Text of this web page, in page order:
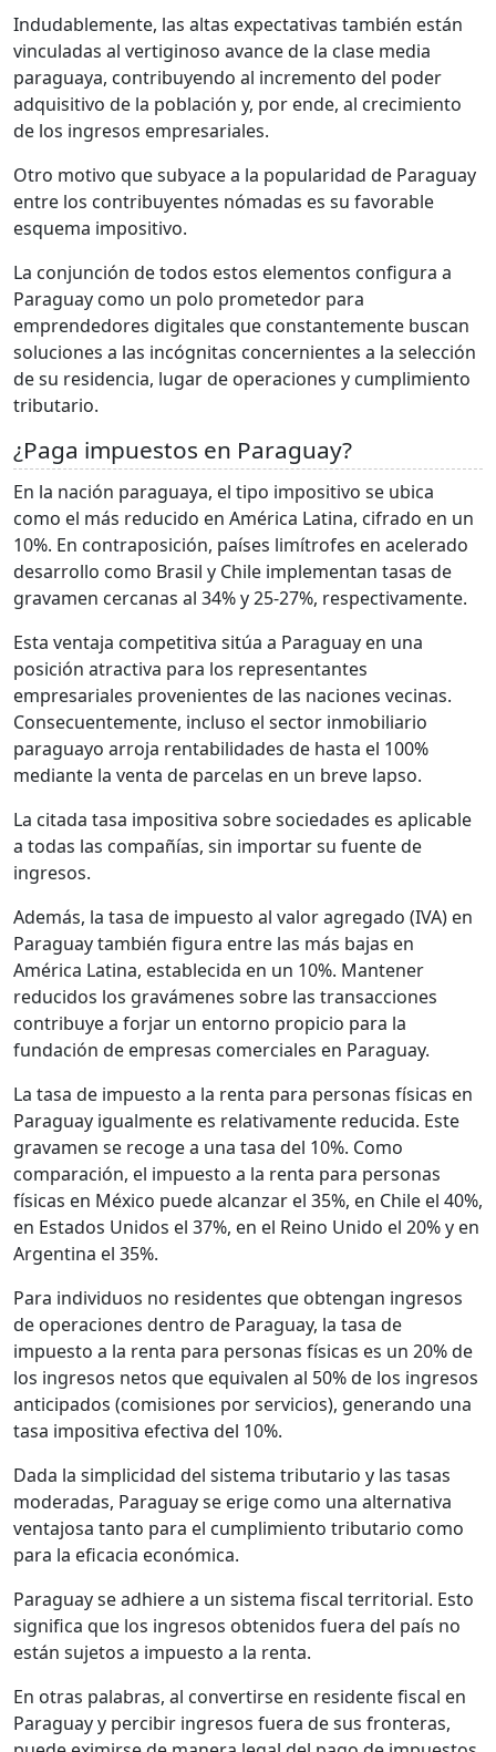
Indudablemente, las altas expectativas también están
vinculadas al vertiginoso avance de la clase media
paraguaya, contribuyendo al incremento del poder
adquisitivo de la población y, por ende, al crecimiento
de los ingresos empresariales.
Otro motivo que subyace a la popularidad de Paraguay
entre los contribuyentes nómadas es su favorable
esquema impositivo.
La conjunción de todos estos elementos configura a
Paraguay como un polo prometedor para
emprendedores digitales que constantemente buscan
soluciones a las incógnitas concernientes a la selección
de su residencia, lugar de operaciones y cumplimiento
tributario.
¿Paga impuestos en Paraguay?
En la nación paraguaya, el tipo impositivo se ubica
como el más reducido en América Latina, cifrado en un
10%. En contraposición, países limítrofes en acelerado
desarrollo como Brasil y Chile implementan tasas de
gravamen cercanas al 34% y 25-27%, respectivamente.
Esta ventaja competitiva sitúa a Paraguay en una
posición atractiva para los representantes
empresariales provenientes de las naciones vecinas.
Consecuentemente, incluso el sector inmobiliario
paraguayo arroja rentabilidades de hasta el 100%
mediante la venta de parcelas en un breve lapso.
La citada tasa impositiva sobre sociedades es aplicable
a todas las compañías, sin importar su fuente de
ingresos.
Además, la tasa de impuesto al valor agregado (IVA) en
Paraguay también figura entre las más bajas en
América Latina, establecida en un 10%. Mantener
reducidos los gravámenes sobre las transacciones
contribuye a forjar un entorno propicio para la
fundación de empresas comerciales en Paraguay.
La tasa de impuesto a la renta para personas físicas en
Paraguay igualmente es relativamente reducida. Este
gravamen se recoge a una tasa del 10%. Como
comparación, el impuesto a la renta para personas
físicas en México puede alcanzar el 35%, en Chile el 40%,
en Estados Unidos el 37%, en el Reino Unido el 20% y en
Argentina el 35%.
Para individuos no residentes que obtengan ingresos
de operaciones dentro de Paraguay, la tasa de
impuesto a la renta para personas físicas es un 20% de
los ingresos netos que equivalen al 50% de los ingresos
anticipados (comisiones por servicios), generando una
tasa impositiva efectiva del 10%.
Dada la simplicidad del sistema tributario y las tasas
moderadas, Paraguay se erige como una alternativa
ventajosa tanto para el cumplimiento tributario como
para la eficacia económica.
Paraguay se adhiere a un sistema fiscal territorial. Esto
significa que los ingresos obtenidos fuera del país no
están sujetos a impuesto a la renta.
En otras palabras, al convertirse en residente fiscal en
Paraguay y percibir ingresos fuera de sus fronteras,